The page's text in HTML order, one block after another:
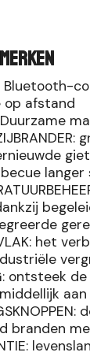
afstand
Duurzame
langer
dankzij
het
ontsteek
aan
branden